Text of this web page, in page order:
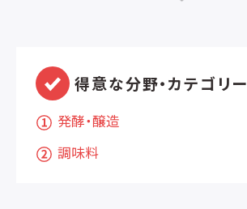
得意な分野・カテゴリー
発酵・醸造
調味料